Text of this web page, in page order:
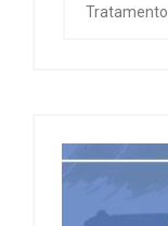
Tratamento